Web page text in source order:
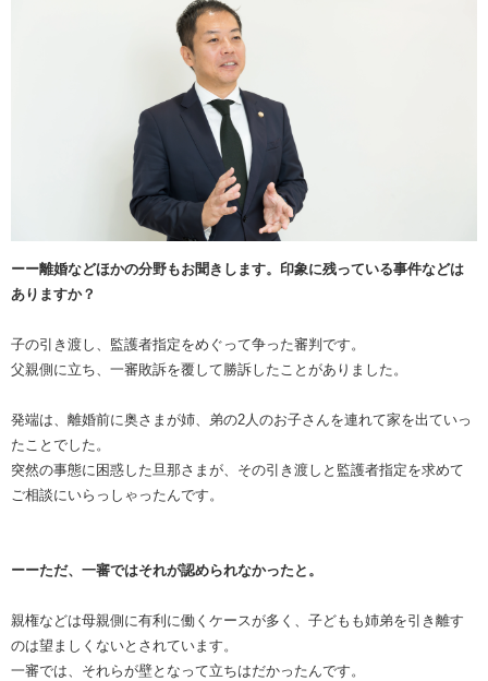
ーー離婚などほかの分野もお聞きします。印象に残っている事件などは
ありますか？
子の引き渡し、監護者指定をめぐって争った審判です。
父親側に立ち、一審敗訴を覆して勝訴したことがありました。
発端は、離婚前に奥さまが姉、弟の2人のお子さんを連れて家を出ていっ
たことでした。
突然の事態に困惑した旦那さまが、その引き渡しと監護者指定を求めて
ご相談にいらっしゃったんです。
ーーただ、一審ではそれが認められなかったと。
親権などは母親側に有利に働くケースが多く、子どもも姉弟を引き離す
のは望ましくないとされています。
一審では、それらが壁となって立ちはだかったんです。